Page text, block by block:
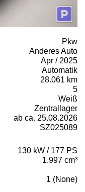
Pkw
Anderes Auto
Apr / 2025
Automatik
28.061 km
5
Weiß
Zentrallager
ab ca. 25.08.2026
SZ025089
130 kW / 177 PS
1.997 cm³
1 (None)